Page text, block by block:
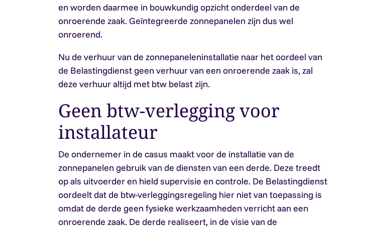
en worden daarmee in bouwkundig opzicht onderdeel van de
onroerende zaak. Geïntegreerde zonnepanelen zijn dus wel
onroerend.
Nu de verhuur van de zonnepaneleninstallatie naar het oordeel van
de Belastingdienst geen verhuur van een onroerende zaak is, zal
deze verhuur altijd met btw belast zijn.
Geen btw-verlegging voor
installateur
De ondernemer in de casus maakt voor de installatie van de
zonnepanelen gebruik van de diensten van een derde. Deze treedt
op als uitvoerder en hield supervisie en controle. De Belastingdienst
oordeelt dat de btw-verleggingsregeling hier niet van toepassing is
omdat de derde geen fysieke werkzaamheden verricht aan een
onroerende zaak. De derde realiseert, in de visie van de